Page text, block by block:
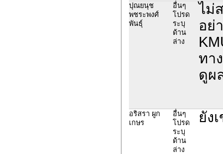
ปุณยนุช
พชระพงศ์
พันธุ์
อื่นๆ
โปรด
ระบุ
ด้าน
ล่าง
ไม่
อย่
ทา
ดูผ
อริสรา ผูก
เกษร
อื่นๆ
โปรด
ระบุ
ด้าน
ล่าง
ยัง